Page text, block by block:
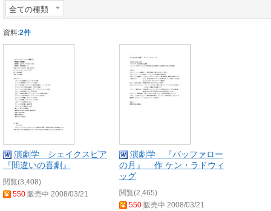
全ての種類
資料:2件
演劇学 シェイクスピア
『間違いの喜劇』
閲覧(3,408)
550 販売中 2008/03/21
演劇学 『バッファロー
の月』 作 ケン・ラドウィ
ッグ
閲覧(2,465)
550 販売中 2008/03/21